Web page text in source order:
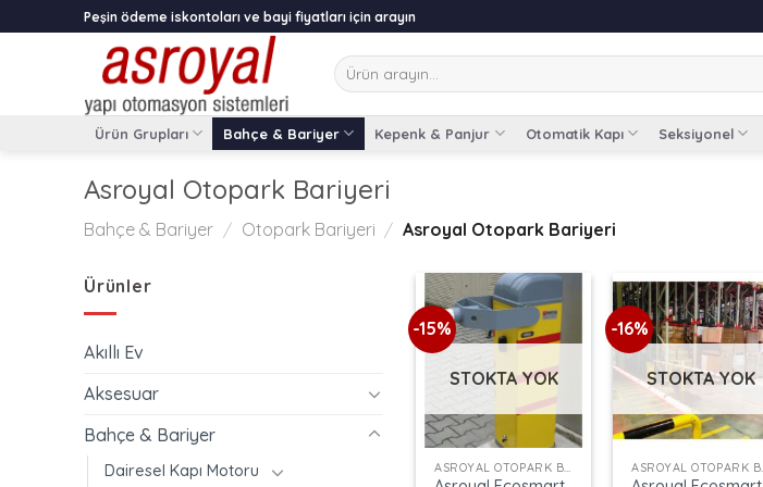
to
Peşin ödeme iskontoları ve bayi fiyatları için arayın
Ara:
Ürün Grupları Bahçe & Bariyer Kepenk & Panjur Otomatik Kapı Seksiyonel
Asroyal Otopark Bariyeri
Bahçe & Bariyer / Otopark Bariyeri / Asroyal Otopark Bariyeri
Ürünler
Akıllı Ev
Aksesuar
Bahçe & Bariyer
Dairesel Kapı Motoru
-15%
+
STOKTA YOK
-16%
+
STOKTA YOK